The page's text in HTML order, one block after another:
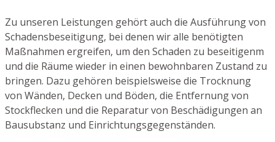
Zu unseren Leistungen gehört auch die Ausführung von
Schadensbeseitigung, bei denen wir alle benötigten
Maßnahmen ergreifen, um den Schaden zu beseitigenm
und die Räume wieder in einen bewohnbaren Zustand zu
bringen. Dazu gehören beispielsweise die Trocknung
von Wänden, Decken und Böden, die Entfernung von
Stockflecken und die Reparatur von Beschädigungen an
Bausubstanz und Einrichtungsgegenständen.